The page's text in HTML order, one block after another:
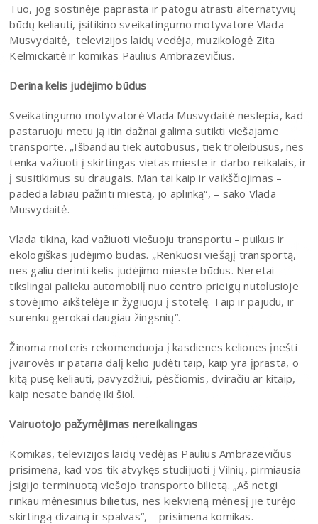
Tuo, jog sostinėje paprasta ir patogu atrasti alternatyvių
būdų keliauti, įsitikino sveikatingumo motyvatorė Vlada
Musvydaitė, televizijos laidų vedėja, muzikologė Zita
Kelmickaitė ir komikas Paulius Ambrazevičius.
Derina kelis judėjimo būdus
Sveikatingumo motyvatorė Vlada Musvydaitė neslepia, kad
pastaruoju metu ją itin dažnai galima sutikti viešajame
transporte. „Išbandau tiek autobusus, tiek troleibusus, nes
tenka važiuoti į skirtingas vietas mieste ir darbo reikalais, ir
į susitikimus su draugais. Man tai kaip ir vaikščiojimas –
padeda labiau pažinti miestą, jo aplinką“, – sako Vlada
Musvydaitė.
Vlada tikina, kad važiuoti viešuoju transportu – puikus ir
ekologiškas judėjimo būdas. „Renkuosi viešąjį transportą,
nes galiu derinti kelis judėjimo mieste būdus. Neretai
tikslingai palieku automobilį nuo centro prieigų nutolusioje
stovėjimo aikštelėje ir žygiuoju į stotelę. Taip ir pajudu, ir
surenku gerokai daugiau žingsnių“.
Žinoma moteris rekomenduoja į kasdienes keliones įnešti
įvairovės ir pataria dalį kelio judėti taip, kaip yra įprasta, o
kitą pusę keliauti, pavyzdžiui, pėsčiomis, dviračiu ar kitaip,
kaip nesate bandę iki šiol.
Vairuotojo pažymėjimas nereikalingas
Komikas, televizijos laidų vedėjas Paulius Ambrazevičius
prisimena, kad vos tik atvykęs studijuoti į Vilnių, pirmiausia
įsigijo terminuotą viešojo transporto bilietą. „Aš netgi
rinkau mėnesinius bilietus, nes kiekvieną mėnesį jie turėjo
skirtingą dizainą ir spalvas“, – prisimena komikas.